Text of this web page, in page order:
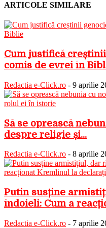
ARTICOLE SIMILARE
Cum justifică
comis de evrei în
Redactia e-Click.ro - 9 aprilie
Să se oprească
despre religie și...
Redactia e-Click.ro - 8 aprilie
Putin susține
îndoieli: Cum a
Redactia e-Click.ro - 7 aprilie